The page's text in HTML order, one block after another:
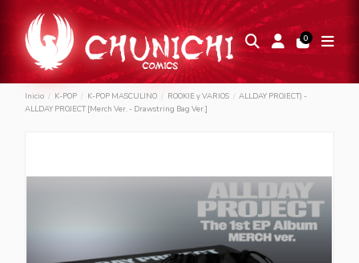
0
Inicio K-POP K-POP MASCULINO ROOKIE y VARIOS
ALLDAY PROJECT) -
ALLDAY PROJECT [Merch Ver. - Drawstring Bag Ver.]